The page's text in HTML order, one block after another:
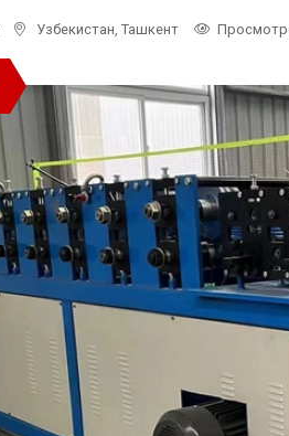
Узбекистан Ташкент